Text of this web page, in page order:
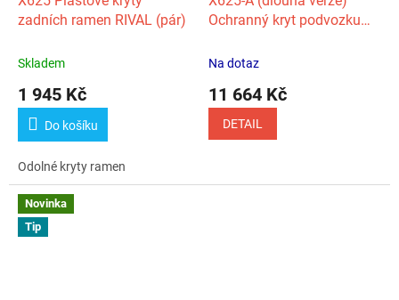
zadních ramen RIVAL (pár)
Skladem
1 945 Kč
Do košíku
Odolné kryty ramen
Ochranný kryt podvozku
Na dotaz
11 664 Kč
DETAIL
Novinka
Tip